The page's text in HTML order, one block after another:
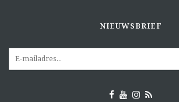
NIEUWSBRIEF